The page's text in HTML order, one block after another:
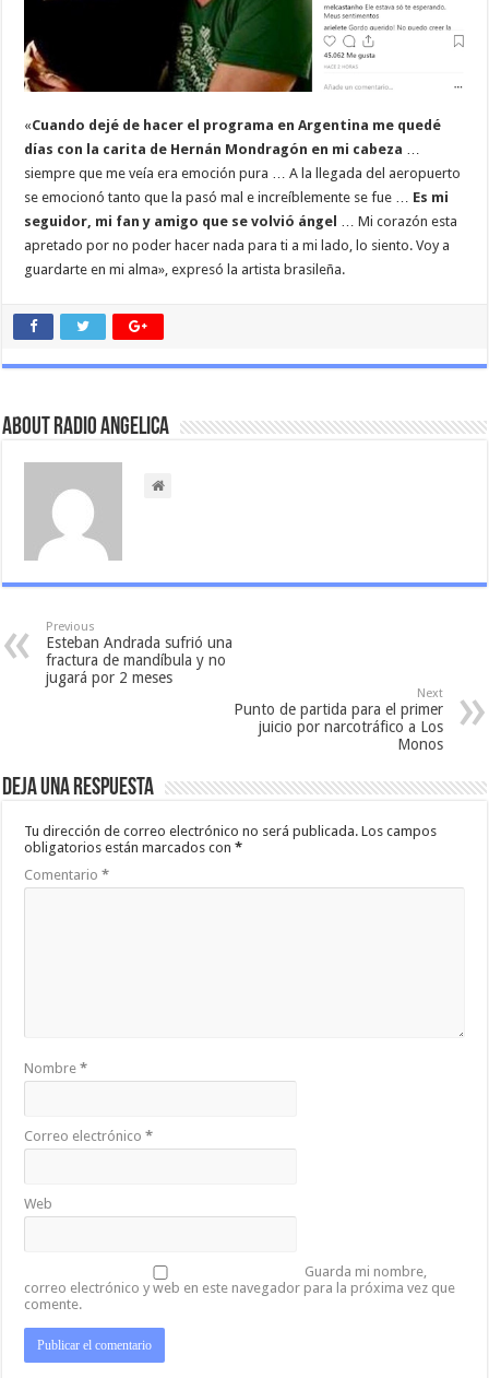
«Cuando dejé de hacer el programa en Argentina me quedé
días con la carita de Hernán Mondragón en mi cabeza
siempre que me veía era emoción pura … A la llegada del aeropuerto
se emocionó tanto que la pasó mal e increíblemente se fue … Es mi
seguidor, mi fan y amigo que se volvió ángel … Mi corazón esta
apretado por no poder hacer nada para ti a mi lado, lo siento. Voy a
guardarte en mi alma», expresó la artista brasileña.
About Radio Angelica
Previous
Esteban Andrada sufrió una
fractura de mandíbula y no
jugará por 2 meses
Next
Punto de partida para el primer
juicio por narcotráfico a Los
Monos
Deja una respuesta
Tu dirección de correo electrónico no será publicada. Los campos
obligatorios están marcados con*
Comentario*
Nombre*
Correo electrónico*
Web
Guarda mi nombre,
correo electrónico y web en este navegador para la próxima vez que
comente.